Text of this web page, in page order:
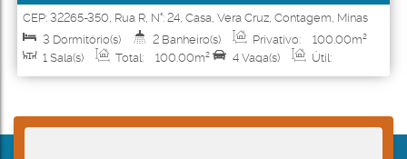
CEP: 32265-350, Rua R, N°: 24, Casa, Vera Cruz, Contagem, Minas
Gerais
3 Dormitório(s) 2 Banheiro(s) Privativo: 100.00m²
1 Sala(s) Total: 100.00m² 4 Vaga(s)
Útil:
100.00m² Terreno: 360.00m² Fundos: 30.00m